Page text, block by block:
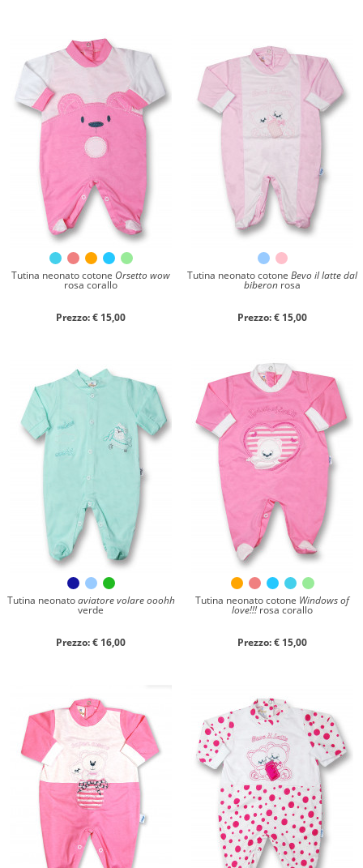
Tutina neonato cotone Orsetto wow
rosa corallo
Prezzo: € 15,00
Tutina neonato cotone Bevo il latte dal
biberon rosa
Prezzo: € 15,00
Tutina neonatoaviatore volare ooohh
verde
Prezzo: € 16,00
Tutina neonato cotone Windows of
love!!! rosa corallo
Prezzo: € 15,00